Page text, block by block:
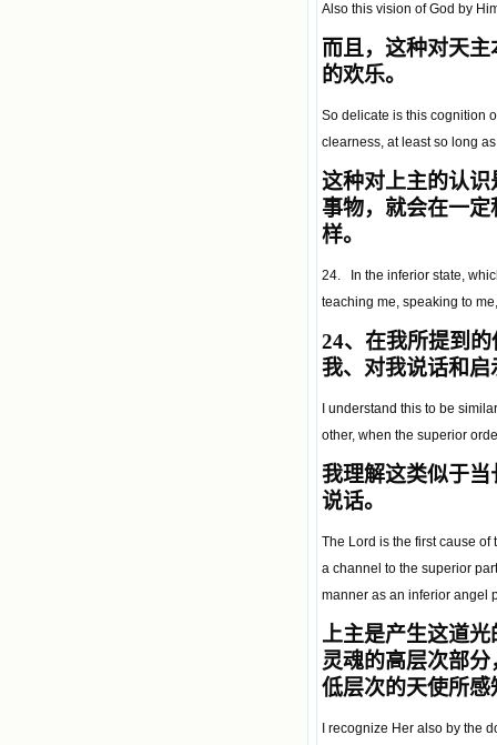
Also this vision of God by
而且，这种对天
的欢乐。
So delicate is this cognition
clearness, at least so long
这种对上主的认
事物，就会在一
样。
24. In the inferior state,
teaching me, speaking to
24、在我所提到
我、对我说话和
I understand this to be
other, when the superior
我理解这类似于
说话。
The Lord is the first cause
a channel to the superior
manner as an inferior angel
上主是产生这道
灵魂的高层次部
低层次的天使所
I recognize Her also by the